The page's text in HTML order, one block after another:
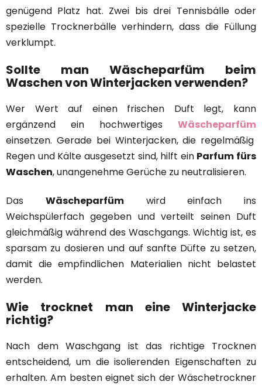
genügend Platz hat. Zwei bis drei Tennisbälle oder
spezielle Trocknerbälle verhindern, dass die Füllung
verklumpt.
Sollte man Wäscheparfüm beim
Waschen von Winterjacken verwenden?
Wer Wert auf einen frischen Duft legt, kann
ergänzend ein hochwertiges Wäscheparfüm
einsetzen. Gerade bei Winterjacken, die regelmäßig
Regen und Kälte ausgesetzt sind, hilft ein Parfum fürs
Waschen, unangenehme Gerüche zu neutralisieren.
Das Wäscheparfümwird einfach ins
Weichspülerfach gegeben und verteilt seinen Duft
gleichmäßig während des Waschgangs. Wichtig ist, es
sparsam zu dosieren und auf sanfte Düfte zu setzen,
damit die empfindlichen Materialien nicht belastet
werden.
Wie trocknet man eine Winterjacke
richtig?
Nach dem Waschgang ist das richtige Trocknen
entscheidend, um die isolierenden Eigenschaften zu
erhalten. Am besten eignet sich der Wäschetrockner